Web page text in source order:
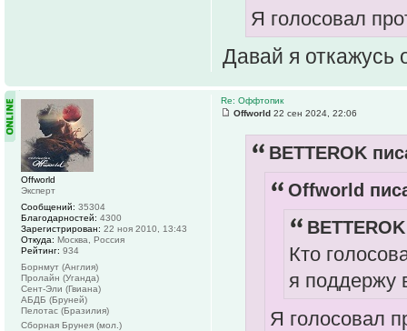
Я голосовал
Давай я откажусь
Re: Оффтопик
Offworld 22 сен 2024, 22:06
BETTEROK
Offworld
Кто
я поддержу
Я голосовал
Offworld
Эксперт
Сообщений: 35304
Благодарностей: 4300
Зарегистрирован: 22 ноя 2010, 13:43
Откуда: Москва, Россия
Рейтинг: 934
Борнмут (Англия)
Пролайн (Уганда)
Сент-Эли (Гвиана)
АБДБ (Бруней)
Пелотас (Бразилия)
Сборная Брунея (мол.)